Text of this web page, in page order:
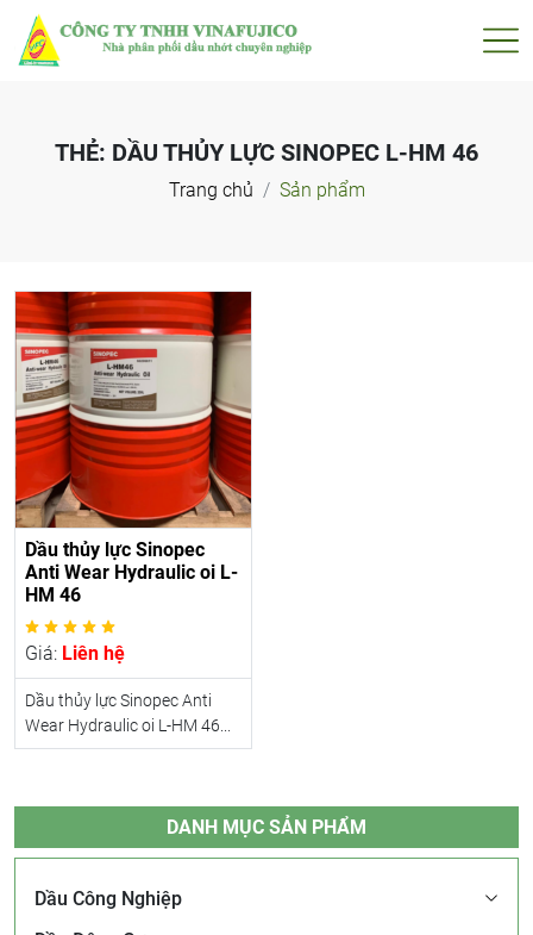
THẺ: DẦU THỦY LỰC SINOPEC L-HM 46
Trang chủ Sản phẩm
Dầu thủy lực Sinopec
Anti Wear Hydraulic oi L-
HM 46
Giá: Liên hệ
Dầu thủy lực Sinopec Anti
Wear Hydraulic oi L-HM 46...
DANH MỤC SẢN PHẨM
Dầu Công Nghiệp